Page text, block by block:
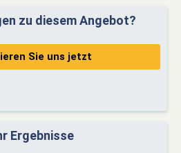
zu diesem Angebot?
Sie uns jetzt
Ergebnisse